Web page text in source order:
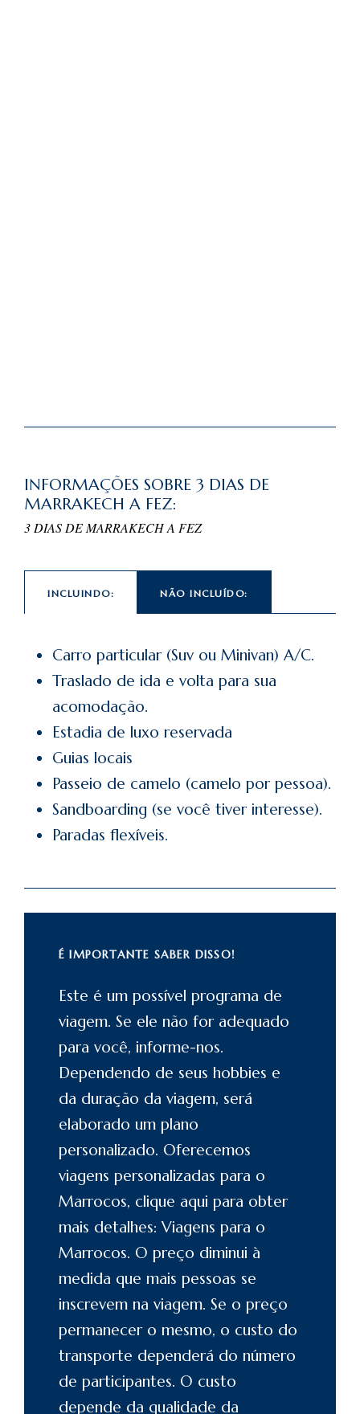
INFORMAÇÕES SOBRE 3 DIAS DE
MARRAKECH A FEZ:
3 DIAS DE MARRAKECH A FEZ
INCLUINDO: NÃO INCLUÍDO:
Carro particular (Suv ou Minivan) A/C.
Traslado de ida e volta para sua
acomodação.
Estadia de luxo reservada
Guias locais
Passeio de camelo (camelo por pessoa).
Sandboarding (se você tiver interesse).
Paradas flexíveis.
É IMPORTANTE SABER DISSO!
Este é um possível programa de
viagem. Se ele não for adequado
para você, informe-nos.
Dependendo de seus hobbies e
da duração da viagem, será
elaborado um plano
personalizado. Oferecemos
viagens personalizadas para o
Marrocos, clique aqui para obter
mais detalhes: Viagens para o
Marrocos. O preço diminui à
medida que mais pessoas se
inscrevem na viagem. Se o preço
permanecer o mesmo, o custo do
transporte dependerá do número
de participantes. O custo
depende da qualidade da